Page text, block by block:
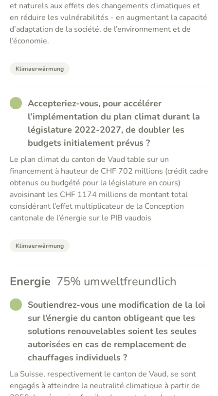
et naturels aux effets des changements climatiques et
en réduire les vulnérabilités - en augmentant la capacité
d’adaptation de la société, de l’environnement et de
l’économie.
Klimaerwärmung
RATHER_GOOD
Accepteriez-vous, pour accélérer
l’implémentation du plan climat durant la
législature 2022-2027, de doubler les
budgets initialement prévus ?
Le plan climat du canton de Vaud table sur un
financement à hauteur de CHF 702 millions (crédit cadre
obtenus ou budgété pour la législature en cours)
avoisinant les CHF 1174 millions de montant total
considérant l’effet multiplicateur de la Conception
cantonale de l’énergie sur le PIB vaudois
Klimaerwärmung
Energie 75% umweltfreundlich
RATHER_GOOD
Soutiendrez-vous une modification de la loi
sur l’énergie du canton obligeant que les
solutions renouvelables soient les seules
autorisées en cas de remplacement de
chauffages individuels ?
La Suisse, respectivement le canton de Vaud, se sont
engagés à atteindre la neutralité climatique à partir de